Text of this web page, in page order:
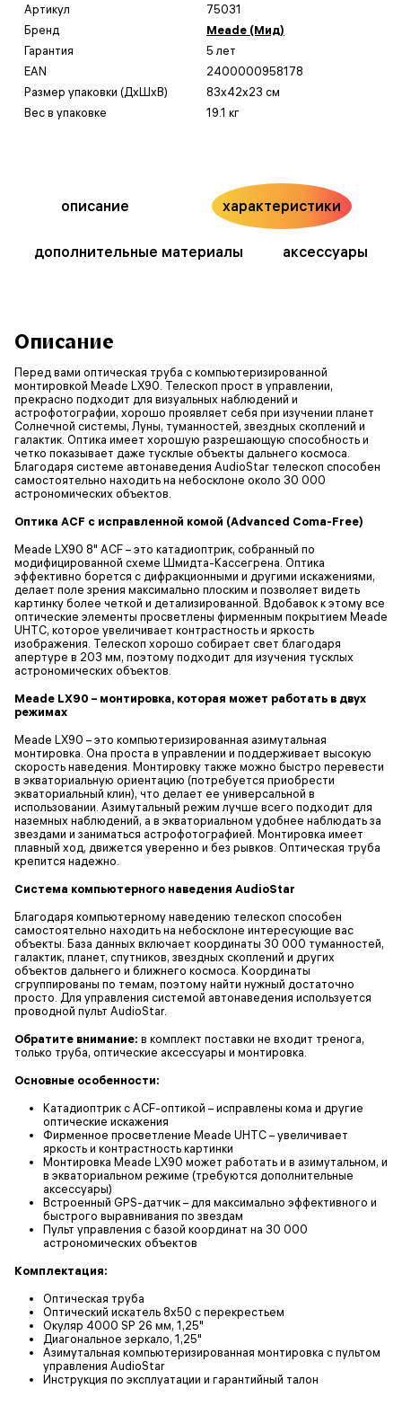
Артикул
75031
Бренд
Meade (Мид)
Гарантия
5 лет
EAN
2400000958178
Размер упаковки (ДxШxВ)
83x42x23 см
Вес в упаковке
19.1 кг
описание характеристики
дополнительные материалы аксессуары
Описание
Перед вами оптическая труба с компьютеризированной
монтировкой Meade LX90. Телескоп прост в управлении,
прекрасно подходит для визуальных наблюдений и
астрофотографии, хорошо проявляет себя при изучении планет
Солнечной системы, Луны, туманностей, звездных скоплений и
галактик. Оптика имеет хорошую разрешающую способность и
четко показывает даже тусклые объекты дальнего космоса.
Благодаря системе автонаведения AudioStar телескоп способен
самостоятельно находить на небосклоне около 30 000
астрономических объектов.
Оптика ACF с исправленной комой (Advanced Coma-Free)
Meade LX90 8" ACF – это катадиоптрик, собранный по
модифицированной схеме Шмидта-Кассегрена. Оптика
эффективно борется с дифракционными и другими искажениями,
делает поле зрения максимально плоским и позволяет видеть
картинку более четкой и детализированной. Вдобавок к этому все
оптические элементы просветлены фирменным покрытием Meade
UHTC, которое увеличивает контрастность и яркость
изображения. Телескоп хорошо собирает свет благодаря
апертуре в 203 мм, поэтому подходит для изучения тусклых
астрономических объектов.
Meade LX90 – монтировка, которая может работать в двух
режимах
Meade LX90 – это компьютеризированная азимутальная
монтировка. Она проста в управлении и поддерживает высокую
скорость наведения. Монтировку также можно быстро перевести
в экваториальную ориентацию (потребуется приобрести
экваториальный клин), что делает ее универсальной в
использовании. Азимутальный режим лучше всего подходит для
наземных наблюдений, а в экваториальном удобнее наблюдать за
звездами и заниматься астрофотографией. Монтировка имеет
плавный ход, движется уверенно и без рывков. Оптическая труба
крепится надежно.
Система компьютерного наведения AudioStar
Благодаря компьютерному наведению телескоп способен
самостоятельно находить на небосклоне интересующие вас
объекты. База данных включает координаты 30 000 туманностей,
галактик, планет, спутников, звездных скоплений и других
объектов дальнего и ближнего космоса. Координаты
сгруппированы по темам, поэтому найти нужный достаточно
просто. Для управления системой автонаведения используется
проводной пульт AudioStar.
Обратите внимание: в комплект поставки не входит тренога,
только труба, оптические аксессуары и монтировка.
Основные особенности:
Катадиоптрик с ACF-оптикой – исправлены кома и другие
оптические искажения
Фирменное просветление Meade UHTC – увеличивает
яркость и контрастность картинки
Монтировка Meade LX90 может работать и в азимутальном, и
в экваториальном режиме (требуются дополнительные
аксессуары)
Встроенный GPS-датчик – для максимально эффективного и
быстрого выравнивания по звездам
Пульт управления с базой координат на 30 000
астрономических объектов
Комплектация:
Оптическая труба
Оптический искатель 8x50 с перекрестьем
Окуляр 4000 SP 26 мм, 1,25"
Диагональное зеркало, 1,25"
Азимутальная компьютеризированная монтировка с пультом
управления AudioStar
Инструкция по эксплуатации и гарантийный талон